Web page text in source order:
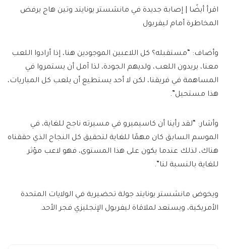
اقرأ أيضًا | إصابة جديدة في مانشستر يونايتد وتين هاج يرفض
المخاطرة أمام ليفربول
وأضاف: “مستقبله؟ كل اللاعبين الموجودين هنا، إذا أرادوا اللعب
معنا، يريدون اللعب، ولديهم الجودة، لذا آمل أن يستمروا في
المساهمة في فريقنا، لكن لا أحد يستطيع أن يلعب كل المباريات،
هذا مستحيل”.
وأشار: “لقد رأينا أن كاسيميرو في مسيرته ناجح للغاية، في
الموسم السابق كان مهمًا للغاية لتحقيق كل النجاح الذي حققناه
هناك، لذلك عندما يكون على هذا المستوى، فهو لاعب مؤثر
للغاية بالنسبة لنا”.
ويخوض مانشستر يونايتد جولة تحضيرية في الولايات المتحدة
الأمريكية، ويستعد لملاقاة ليفربول الإنجليزي فجر الأحد.